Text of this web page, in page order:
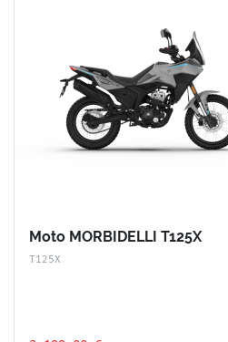
Moto MORBIDELLI T125X
T125X